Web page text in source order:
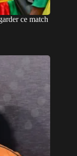
ce match